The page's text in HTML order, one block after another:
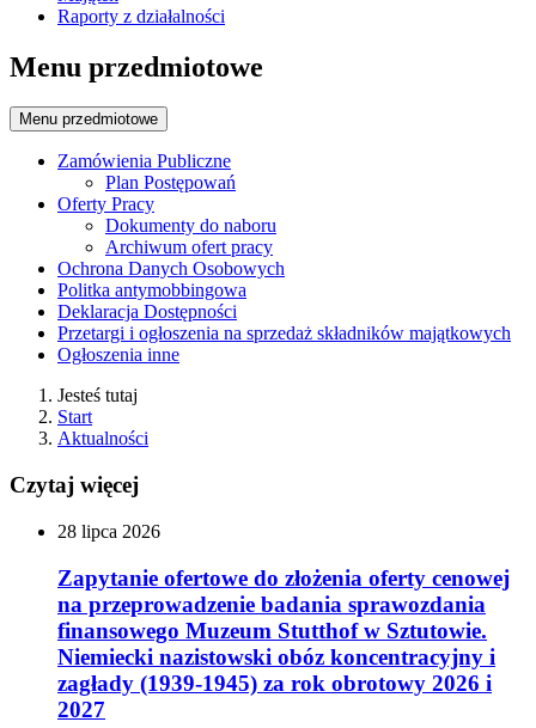
Raporty z działalności
Menu przedmiotowe
Menu przedmiotowe
Zamówienia Publiczne
Plan Postępowań
Oferty Pracy
Dokumenty do naboru
Archiwum ofert pracy
Ochrona Danych Osobowych
Politka antymobbingowa
Deklaracja Dostępności
Przetargi i ogłoszenia na sprzedaż składników majątkowych
Ogłoszenia inne
Jesteś tutaj
Start
Aktualności
Czytaj więcej
28 lipca 2026
Zapytanie ofertowe do złożenia oferty cenowej
na przeprowadzenie badania sprawozdania
finansowego Muzeum Stutthof w Sztutowie.
Niemiecki nazistowski obóz koncentracyjny i
zagłady (1939-1945) za rok obrotowy 2026 i
2027